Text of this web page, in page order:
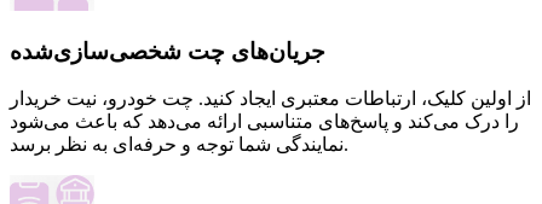
جریان‌های چت شخصی‌سازی‌شده
از اولین کلیک، ارتباطات معتبری ایجاد کنید. چت خودرو، نیت خریدار
را درک می‌کند و پاسخ‌های متناسبی ارائه می‌دهد که باعث می‌شود
نمایندگی شما توجه و حرفه‌ای به نظر برسد.